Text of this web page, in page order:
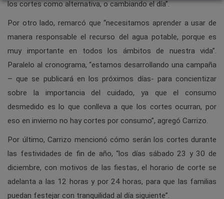
los cortes como alternativa, o cambiando el día”.
Por otro lado, remarcó que “necesitamos aprender a usar de
manera responsable el recurso del agua potable, porque es
muy importante en todos los ámbitos de nuestra vida”.
Paralelo al cronograma, “estamos desarrollando una campaña
– que se publicará en los próximos días- para concientizar
sobre la importancia del cuidado, ya que el consumo
desmedido es lo que conlleva a que los cortes ocurran, por
eso en invierno no hay cortes por consumo”, agregó Carrizo.
Por último, Carrizo mencionó cómo serán los cortes durante
las festividades de fin de año, “los días sábado 23 y 30 de
diciembre, con motivos de las fiestas, el horario de corte se
adelanta a las 12 horas y por 24 horas, para que las familias
puedan festejar con tranquilidad al día siguiente”.